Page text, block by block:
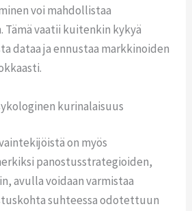
voi mahdollistaa
vaatii kuitenkin kykyä
dataa ja ennustaa markkinoiden
kurinalaisuus
on myös
panostusstrategioiden,
avulla voidaan varmistaa
suhteessa odotettuun